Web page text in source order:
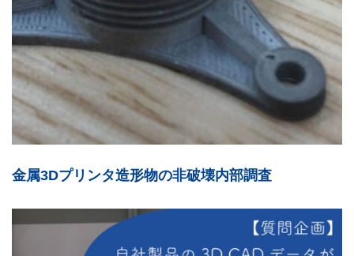
金属3Dプリンタ造形物の非破壊内部調査